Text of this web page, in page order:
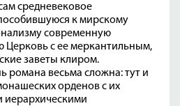
средневековое
к мирскому
современную
Церковь с ее меркантильным,
заветы клиром.
романа весьма сложна: тут и
орденов с их
иерархическими